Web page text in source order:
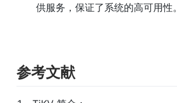
供服务，保证了系统的高可用性。
参考文献